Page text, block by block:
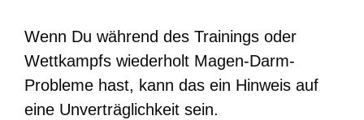
Wenn Du während des Trainings oder
Wettkampfs wiederholt Magen-Darm-
Probleme hast, kann das ein Hinweis auf
eine Unverträglichkeit sein.